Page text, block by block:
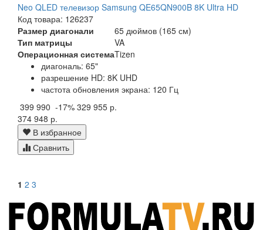
Neo QLED телевизор Samsung QE65QN900B 8K Ultra HD
Код товара: 126237
Размер диагонали
65 дюймов (165 см)
Тип матрицы
VA
Операционная системаTizen
диагональ: 65"
разрешение HD: 8K UHD
частота обновления экрана: 120 Гц
399 990 -17% 329 955 р.
374 948 р.
В избранное
Сравнить
1 2 3